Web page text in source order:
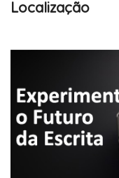
Localização